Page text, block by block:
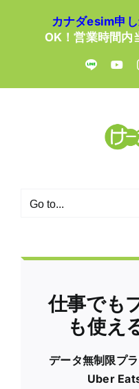
カナダesim申
OK！営業時間内
LINE
Go to...
仕事でも
も使え
データ無制限プ
Uber